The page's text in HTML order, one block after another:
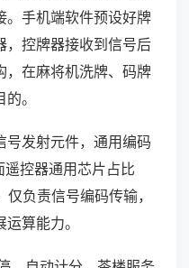
。手机端软件预设好牌
，控牌器接收到信号后
，在麻将机洗牌、码牌
。
号发射元件，通用编码
控器通用芯片占比
负责信号编码传输，
算能力。